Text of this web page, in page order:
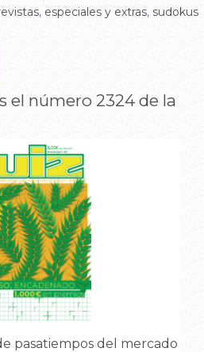
, especiales y extras, sudokus
el número 2324 de la
pasatiempos del mercado